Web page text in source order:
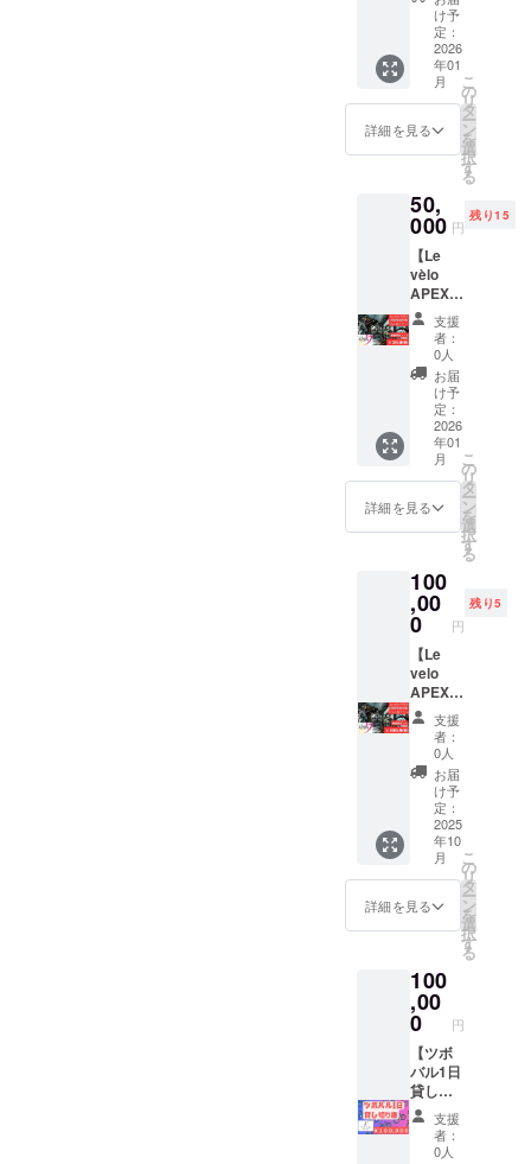
ティン
グの日
程詳細
をお送
りいた
す。都
合が合
場合
は、調
整可能
でござ
いま
す。 ・
有効期
限：
2026年
1月〜12
月31日
・対応
時間
帯:13:0
19:00（
定休日
は除
アドレ
スは必
ずご入
力下さ
い。
はでき
ませ
ん。お
つりは
でませ
ん。 ・
開店記
は初回
来店時
にお渡
しいた
しま
す。 ・
チケッ
ト有効
期限：
2027年
12月30
日ま
で。
【開店
記念イ
招待】
開店記
ご招待
します
・日
程：
2025年
10月11
日(土)
予定 ・
場所：
沖縄県
那覇市
「Le
velo
APEX＆
ツボバ
ル」 ・
様の交
通費や
でご負
担くだ
さい。
・クラ
ウド
ファン
ディン
グ終了
後、詳
細情報
了後、
メール
で日程
の詳細
等をお
送りい
たしま
オー
バー
ホール
を依頼
する
と、
『どこ
がどう
全く分
からな
い』と
いう意
見をお
客様か
ら良く
お聞き
しま
す。当
店は見
える
化・
データ
化を
し、お
客様に
アフ
ターを
知って
頂くこ
とで、
愛車を
一段と
輝かせ
る事を
お約束
致しま
す。 ～
ベアリ
ング１
つ１つ
をク
リーニ
ング～
の汚れ
を除去
～ 細や
かな作
業で不
安無く
乗車頂
ける愛
車へと
仕上げ
け予
定：
2026
年01
月
詳細を見る
こ
の
リ
タ
ー
ン
を
選
択
す
る
50,
000 円
残り15
【Le
vèlo
APEX練
習場使
用権
（6ヶ月
プラ
ン）】
・実施
概要：1
日１回
60分(週
2回利用
可能) ・
利用可
13:00～
19:00(
定休
日、育
成教室
の指導
時間を
除く) ・
有効期
限：
2026年
1月以降
の利用
開始日
から6ヵ
支援
者：
0人
お届
け予
定：
2026
年01
月
詳細を見る
こ
の
リ
タ
ー
ン
を
選
択
す
る
100
,00
0 円
残り5
【Le
velo
APEX練
習場使
用権
（13ヶ
月プラ
ン）】
・実施
概要：1
日１回
60分(週
2回利用
可能) ・
利用可
13:00～
19:00(
定休
日、育
成教室
の指導
時間を
除く) ・
有効期
限：
支援
者：
0人
お届
け予
定：
2025
年10
月
詳細を見る
こ
の
リ
タ
ー
ン
を
選
択
す
る
100
,00
0 円
【ツボ
バル1日
貸し切
り権】
ツボバ
ルの場
支援
者：
0人